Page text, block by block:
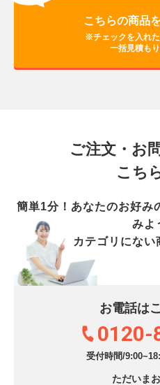
こちらの商品
※チェックを入れ
一括見積も
ご注文・お
こち
簡単1分！あなたのお好み
みよ
カテゴリにない
お電話は
0120-
受付時間/
ただいま